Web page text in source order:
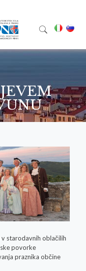
v starodavnih oblačilih
povorke
praznika občine